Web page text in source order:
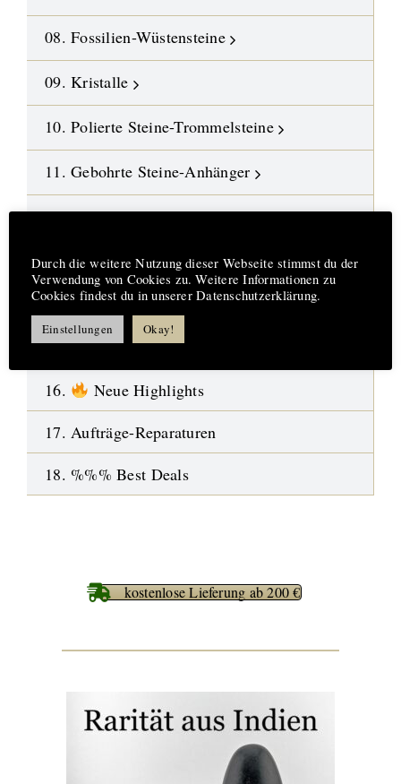
08. Fossilien-Wüstensteine
09. Kristalle
10. Polierte Steine-Trommelsteine
11. Gebohrte Steine-Anhänger
12. Edelstein-Ketten und Malas
13. DIY-Schmuckteile
14. Symbol-Schmuck
15. Design-Engel aus Fusingglas
16.
Neue Highlights
17. Aufträge-Reparaturen
18. %%% Best Deals
kostenlose Lieferung ab 200 €
Durch die weitere Nutzung dieser Webseite stimmst du der
Verwendung von Cookies zu. Weitere Informationen zu
Cookies findest du in unserer Datenschutzerklärung.
Einstellungen Okay!